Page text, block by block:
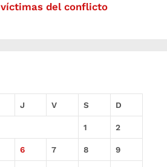
víctimas del conflicto
J V S D
1 2
6 7 8 9